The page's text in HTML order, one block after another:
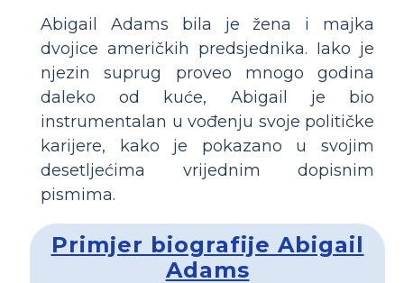
Abigail Adams bila je žena i majka
dvojice američkih predsjednika. Iako je
njezin suprug proveo mnogo godina
daleko od kuće, Abigail je bio
instrumentalan u vođenju svoje političke
karijere, kako je pokazano u svojim
desetljećima vrijednim dopisnim
pismima.
Primjer biografije Abigail
Adams